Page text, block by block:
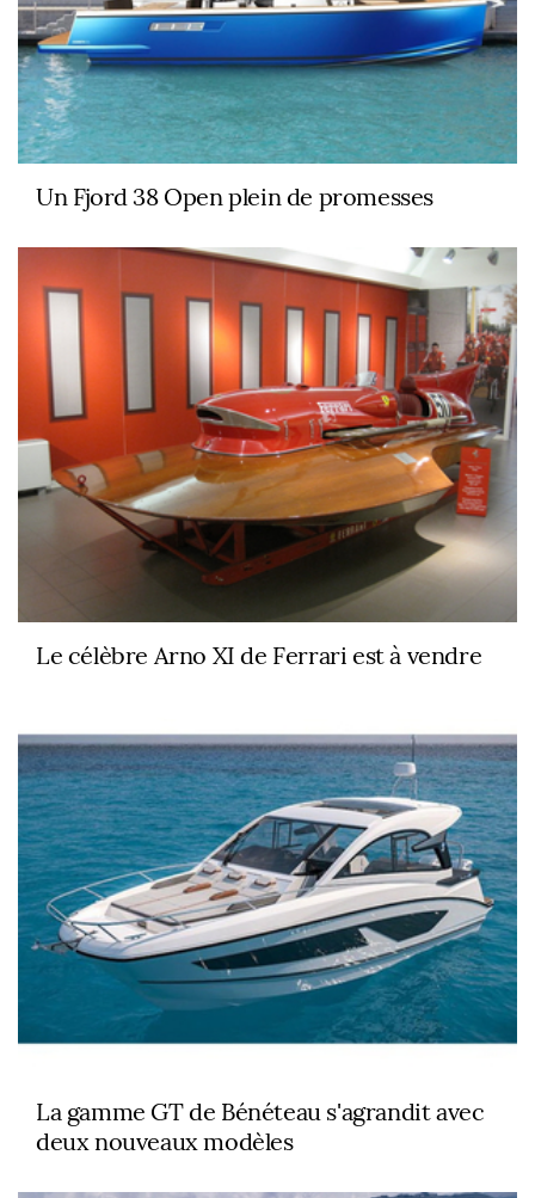
Un Fjord 38 Open plein de promesses
Le célèbre Arno XI de Ferrari est à vendre
La gamme GT de Bénéteau s'agrandit avec
deux nouveaux modèles